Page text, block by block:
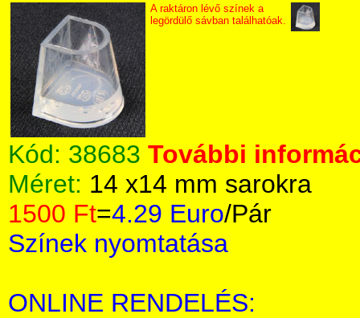
A raktáron lévő színek a
legördülő sávban találhatóak.
Kód: 38683 További
Méret: 14 x14 mm sarokra
1500 Ft=4.29 Euro/Pár
Színek nyomtatása
ONLINE RENDELÉS: